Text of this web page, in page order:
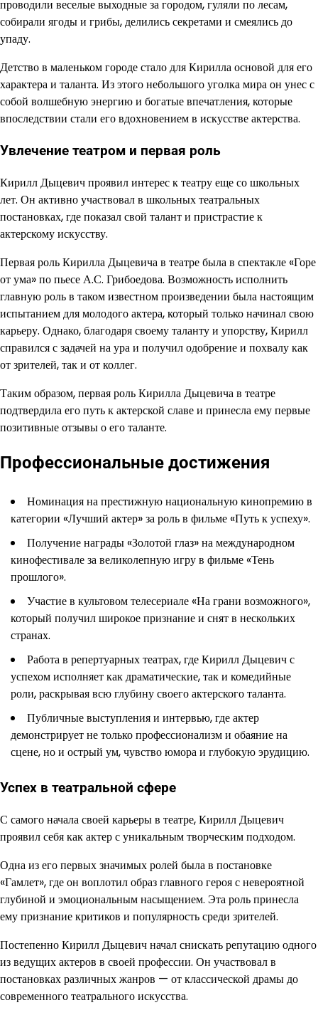
проводили веселые выходные за городом, гуляли по лесам,
собирали ягоды и грибы, делились секретами и смеялись до
упаду.
Детство в маленьком городе стало для Кирилла основой для его
характера и таланта. Из этого небольшого уголка мира он унес с
собой волшебную энергию и богатые впечатления, которые
впоследствии стали его вдохновением в искусстве актерства.
Увлечение театром и первая роль
Кирилл Дыцевич проявил интерес к театру еще со школьных
лет. Он активно участвовал в школьных театральных
постановках, где показал свой талант и пристрастие к
актерскому искусству.
Первая роль Кирилла Дыцевича в театре была в спектакле «Горе
от ума» по пьесе А.С. Грибоедова. Возможность исполнить
главную роль в таком известном произведении была настоящим
испытанием для молодого актера, который только начинал свою
карьеру. Однако, благодаря своему таланту и упорству, Кирилл
справился с задачей на ура и получил одобрение и похвалу как
от зрителей, так и от коллег.
Таким образом, первая роль Кирилла Дыцевича в театре
подтвердила его путь к актерской славе и принесла ему первые
позитивные отзывы о его таланте.
Профессиональные достижения
Номинация на престижную национальную кинопремию в
категории «Лучший актер» за роль в фильме «Путь к успеху».
Получение награды «Золотой глаз» на международном
кинофестивале за великолепную игру в фильме «Тень
прошлого».
Участие в культовом телесериале «На грани возможного»,
который получил широкое признание и снят в нескольких
странах.
Работа в репертуарных театрах, где Кирилл Дыцевич с
успехом исполняет как драматические, так и комедийные
роли, раскрывая всю глубину своего актерского таланта.
Публичные выступления и интервью, где актер
демонстрирует не только профессионализм и обаяние на
сцене, но и острый ум, чувство юмора и глубокую эрудицию.
Успех в театральной сфере
С самого начала своей карьеры в театре, Кирилл Дыцевич
проявил себя как актер с уникальным творческим подходом.
Одна из его первых значимых ролей была в постановке
«Гамлет», где он воплотил образ главного героя с невероятной
глубиной и эмоциональным насыщением. Эта роль принесла
ему признание критиков и популярность среди зрителей.
Постепенно Кирилл Дыцевич начал снискать репутацию одного
из ведущих актеров в своей профессии. Он участвовал в
постановках различных жанров — от классической драмы до
современного театрального искусства.